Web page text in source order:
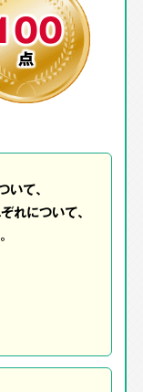
点
いて、
れについて、